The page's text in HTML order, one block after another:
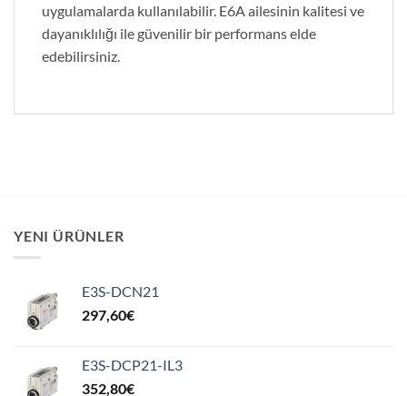
uygulamalarda kullanılabilir. E6A ailesinin kalitesi ve
dayanıklılığı ile güvenilir bir performans elde
edebilirsiniz.
YENI ÜRÜNLER
E3S-DCN21
297,60€
E3S-DCP21-IL3
352,80€